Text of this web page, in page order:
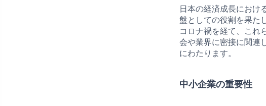
日本の経済成長におけ
盤としての役割を果た
コロナ禍を経て、これ
会や業界に密接に関連
にわたります。
中小企業の重要性